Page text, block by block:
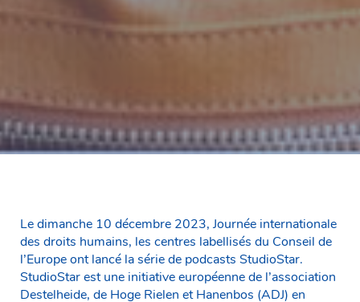
Le dimanche 10 décembre 2023, Journée internationale
des droits humains, les centres labellisés du Conseil de
l’Europe ont lancé la série de podcasts StudioStar.
StudioStar est une initiative européenne de l’association
Destelheide, de Hoge Rielen et Hanenbos (ADJ) en